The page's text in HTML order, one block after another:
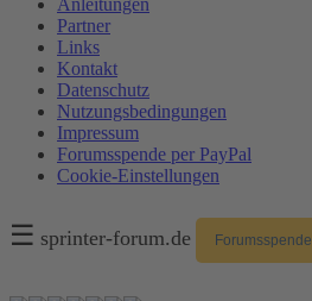
Anleitungen
Partner
Links
Kontakt
Datenschutz
Nutzungsbedingungen
Impressum
Forumsspende per PayPal
Cookie-Einstellungen
☰ sprinter-forum.de Forumsspende